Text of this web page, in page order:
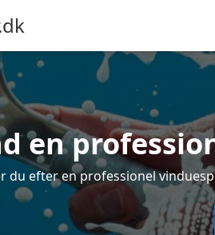
en
du efter en professionel